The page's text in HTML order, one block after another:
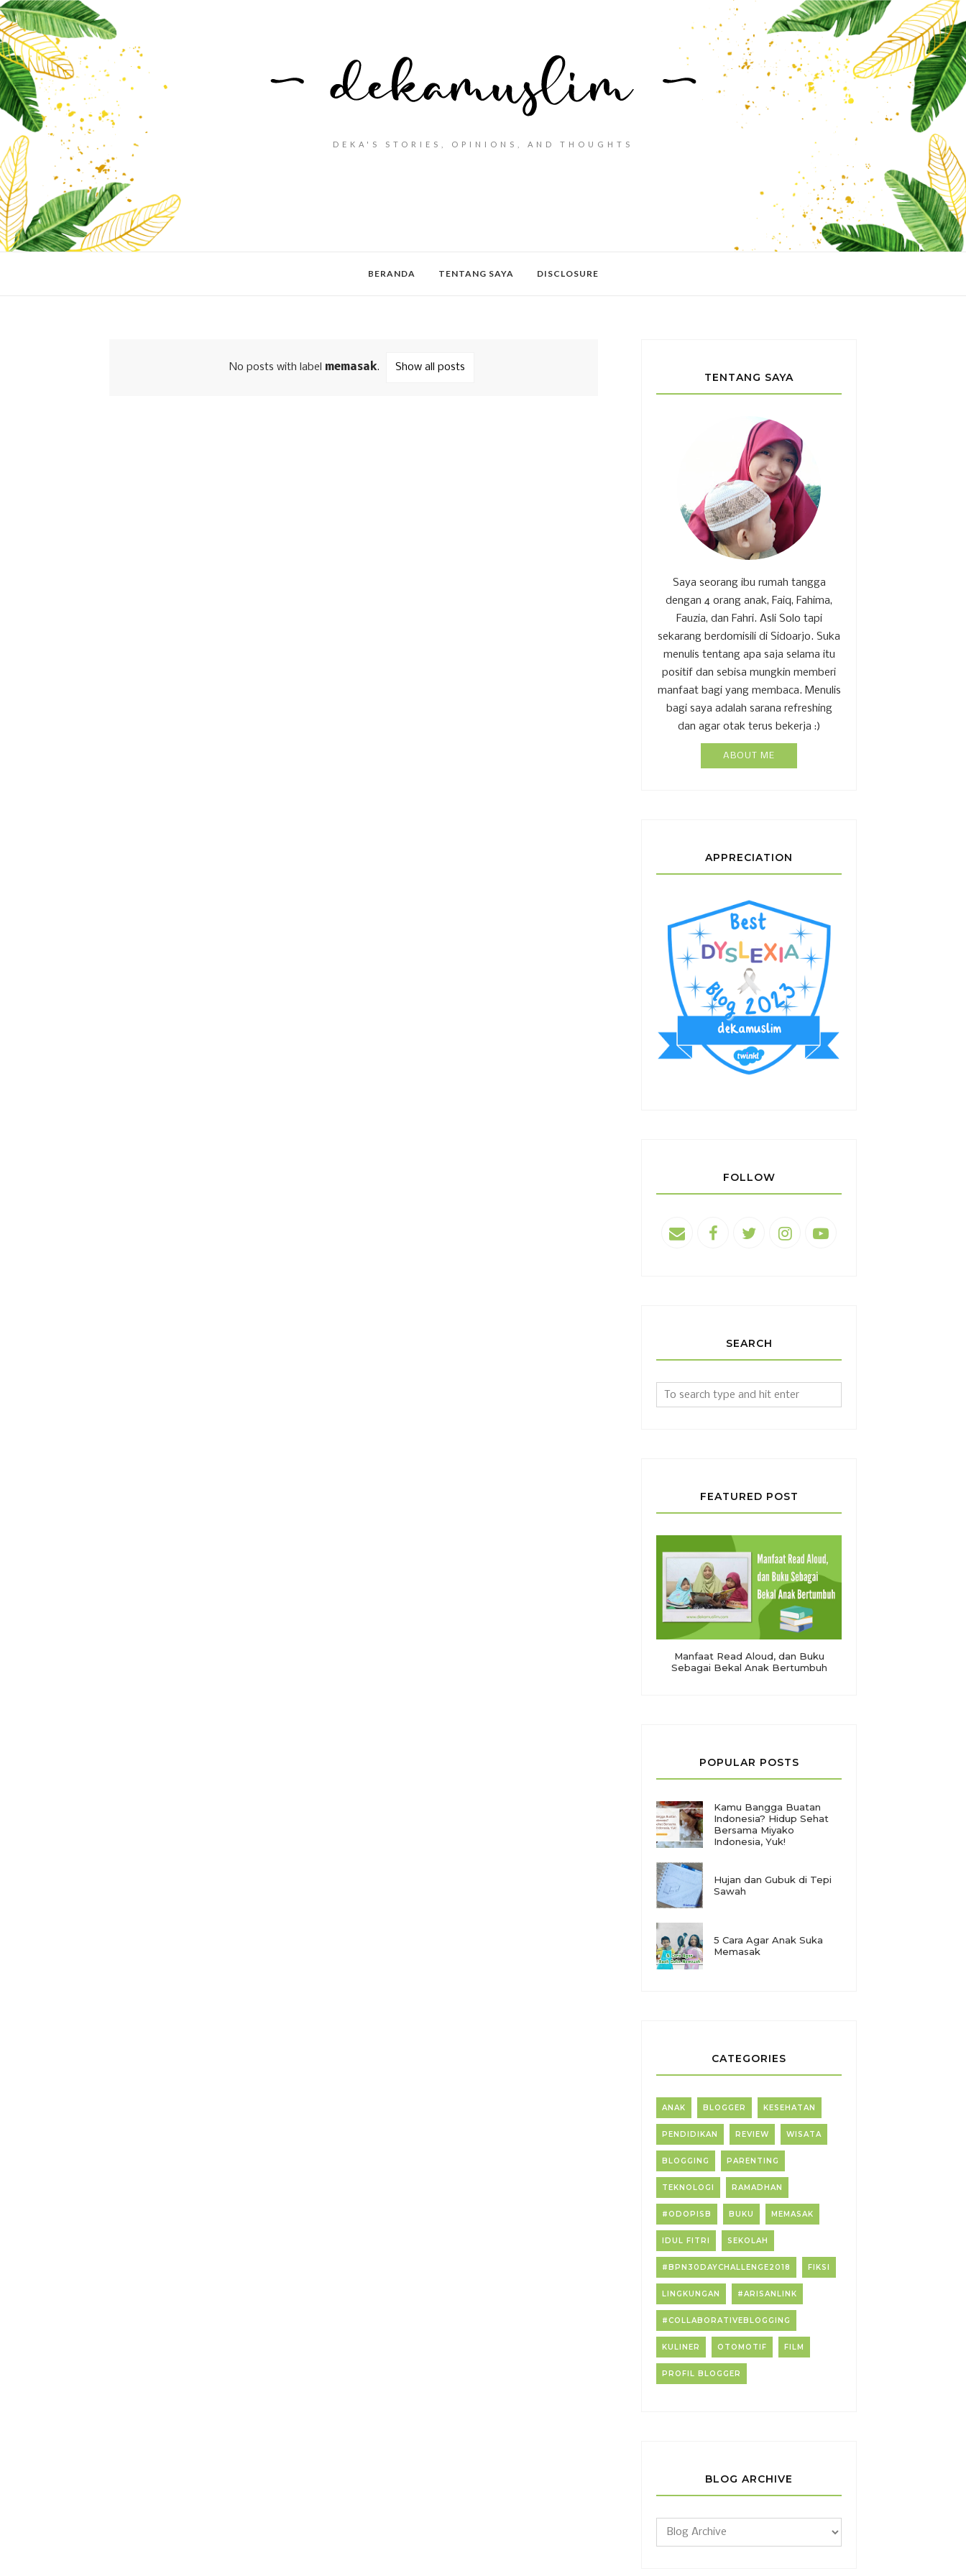
DEKA'S STORIES, OPINIONS, AND THOUGHTS
BERANDA TENTANG SAYA DISCLOSURE
No posts with label memasak. Show all posts
TENTANG SAYA
Saya seorang ibu rumah tangga
dengan 4 orang anak, Faiq, Fahima,
Fauzia, dan Fahri. Asli Solo tapi
sekarang berdomisili di Sidoarjo. Suka
menulis tentang apa saja selama itu
positif dan sebisa mungkin memberi
manfaat bagi yang membaca. Menulis
bagi saya adalah sarana refreshing
dan agar otak terus bekerja :)
ABOUT ME
APPRECIATION
FOLLOW
SEARCH
FEATURED POST
Manfaat Read Aloud, dan Buku
Sebagai Bekal Anak Bertumbuh
POPULAR POSTS
Kamu Bangga Buatan
Indonesia? Hidup Sehat
Bersama Miyako
Indonesia, Yuk!
Hujan dan Gubuk di Tepi
Sawah
5 Cara Agar Anak Suka
Memasak
CATEGORIES
ANAK BLOGGER KESEHATAN
PENDIDIKAN REVIEW WISATA
BLOGGING PARENTING
TEKNOLOGI RAMADHAN
#ODOPISB BUKU MEMASAK
IDUL FITRI SEKOLAH
#BPN30DAYCHALLENGE2018 FIKSI
LINGKUNGAN #ARISANLINK
#COLLABORATIVEBLOGGING
KULINER OTOMOTIF FILM
PROFIL BLOGGER
BLOG ARCHIVE